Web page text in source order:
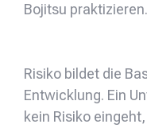
Bojitsu praktizieren.
Risiko bildet die
Entwicklung. Ein
kein Risiko